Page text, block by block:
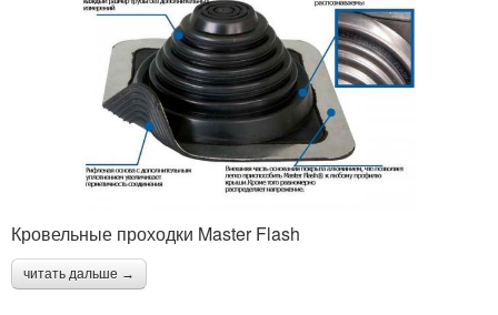
Кровельные проходки Master Flash
читать дальше →